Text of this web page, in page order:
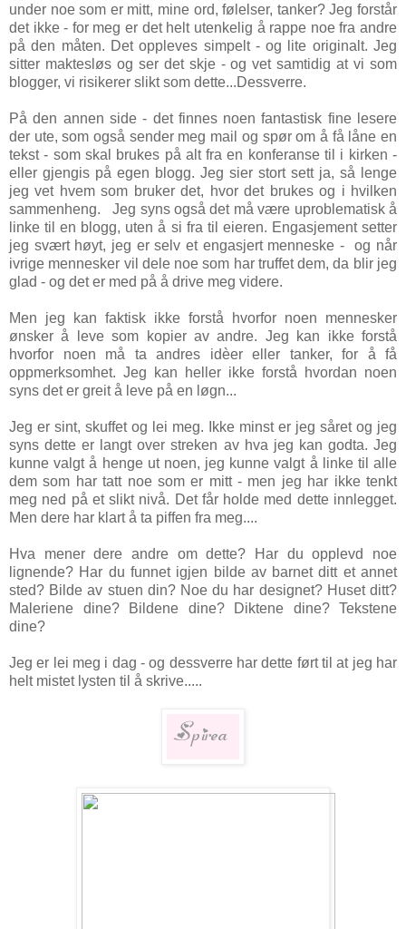
under noe som er mitt, mine ord, følelser, tanker? Jeg forstår
det ikke - for meg er det helt utenkelig å rappe noe fra andre
på den måten. Det oppleves simpelt - og lite originalt. Jeg
sitter maktesløs og ser det skje - og vet samtidig at vi som
blogger, vi risikerer slikt som dette...Dessverre.
På den annen side - det finnes noen fantastisk fine lesere
der ute, som også sender meg mail og spør om å få låne en
tekst - som skal brukes på alt fra en konferanse til i kirken -
eller gjengis på egen blogg. Jeg sier stort sett ja, så lenge
jeg vet hvem som bruker det, hvor det brukes og i hvilken
sammenheng. Jeg syns også det må være uproblematisk å
linke til en blogg, uten å si fra til eieren. Engasjement setter
jeg svært høyt, jeg er selv et engasjert menneske - og når
ivrige mennesker vil dele noe som har truffet dem, da blir jeg
glad - og det er med på å drive meg videre.
Men jeg kan faktisk ikke forstå hvorfor noen mennesker
ønsker å leve som kopier av andre. Jeg kan ikke forstå
hvorfor noen må ta andres idèer eller tanker, for å få
oppmerksomhet. Jeg kan heller ikke forstå hvordan noen
syns det er greit å leve på en løgn...
Jeg er sint, skuffet og lei meg. Ikke minst er jeg såret og jeg
syns dette er langt over streken av hva jeg kan godta. Jeg
kunne valgt å henge ut noen, jeg kunne valgt å linke til alle
dem som har tatt noe som er mitt - men jeg har ikke tenkt
meg ned på et slikt nivå. Det får holde med dette innlegget.
Men dere har klart å ta piffen fra meg....
Hva mener dere andre om dette? Har du opplevd noe
lignende? Har du funnet igjen bilde av barnet ditt et annet
sted? Bilde av stuen din? Noe du har designet? Huset ditt?
Maleriene dine? Bildene dine? Diktene dine? Tekstene
dine?
Jeg er lei meg i dag - og dessverre har dette ført til at jeg har
helt mistet lysten til å skrive.....